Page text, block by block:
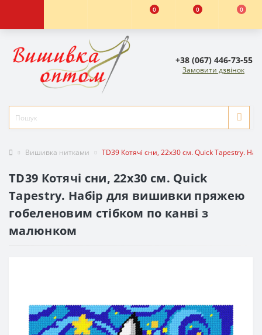
0 0 0
+38 (067) 446-73-55
Замовити дзвінок
Вишивка нитками TD39 Котячі сни, 22х30 см. Quick Tapestry.
TD39 Котячі сни, 22х30 см. Quick
Tapestry. Набір для вишивки пряжею
гобеленовим стібком по канві з
малюнком